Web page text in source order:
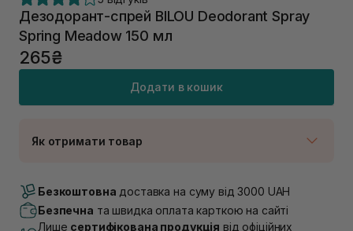
Дезодорант-спрей BILOU Deodorant Spray
Spring Meadow 150 мл
265₴
Додати в кошик
Як отримати товар
В наявності
Самовивіз м. Луцьк, вул. Винниченка 4
В наявності
Безкоштовна доставка на суму від 3000 UAH
Безпечна та швидка оплата карткою на сайті
Лише сертифікована продукція від офіційних